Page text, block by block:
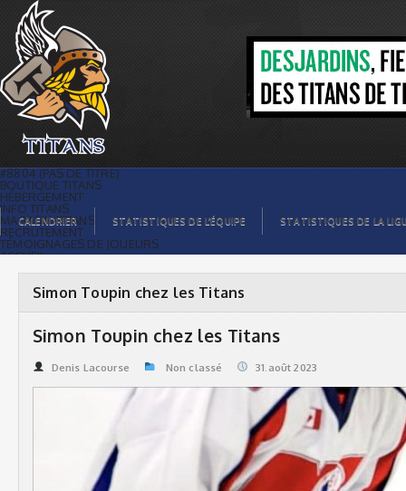
Simon Toupin chez les Titans | Titans
de témiscaming
#8804 (PAS DE TITRE)
BOUTIQUE TITANS
HÉBERGEMENT
INFO TITANS
MAGASIN TITANS
RECRUTEMENT
TÉMOIGNAGES DE JOUEURS
ACCUEIL
GALERIE PHOTOS
STATISTIQUES
ORGANISATION
CALENDRIER
COMMANDITAIRES
STATISTIQUES DE LA LIGUE
CALENDRIER STATISTIQUES DE L’ÉQUIPE STATISTIQUES DE LA
Simon Toupin chez les Titans
Simon Toupin chez les Titans
Denis Lacourse Non classé 31.août 2023